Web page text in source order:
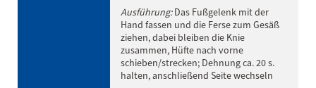
Ausführung:Das Fußgelenk mit der
Hand fassen und die Ferse zum Gesäß
ziehen, dabei bleiben die Knie
zusammen, Hüfte nach vorne
schieben/strecken; Dehnung ca. 20 s.
halten, anschließend Seite wechseln